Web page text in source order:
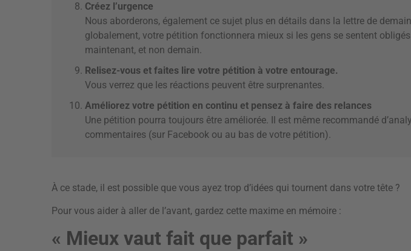
Créez l’urgence
Nous aborderons, également ce sujet plus en détails dans la lettre de
globalement, votre pétition fonctionnera mieux si les gens se sentent
maintenant, et non demain.
Relisez-vous et faites lire votre pétition à votre entourage.
Vous verrez que les réactions peuvent être surprenantes.
Améliorez votre pétition en continu et pensez à faire des relances
Une pétition pourra toujours être améliorée. Il est même recommandé
commentaires (sur Facebook ou au bas de votre pétition).
À ce stade, il est possible que vous ayez trop d’idées qui tournent dans votre tête ?
Pour vous aider à aller de l’avant, gardez cette maxime en mémoire :
« Mieux vaut fait que parfait »